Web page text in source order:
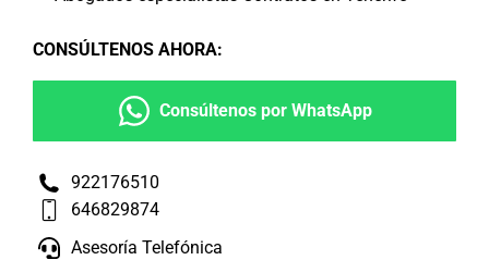
CONSÚLTENOS AHORA:
Consúltenos por WhatsApp
922176510
646829874
Asesoría Telefónica